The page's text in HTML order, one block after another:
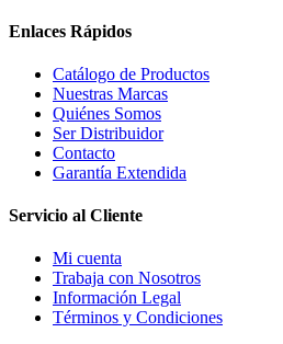
Enlaces Rápidos
Catálogo de Productos
Nuestras Marcas
Quiénes Somos
Ser Distribuidor
Contacto
Garantía Extendida
Servicio al Cliente
Mi cuenta
Trabaja con Nosotros
Información Legal
Términos y Condiciones